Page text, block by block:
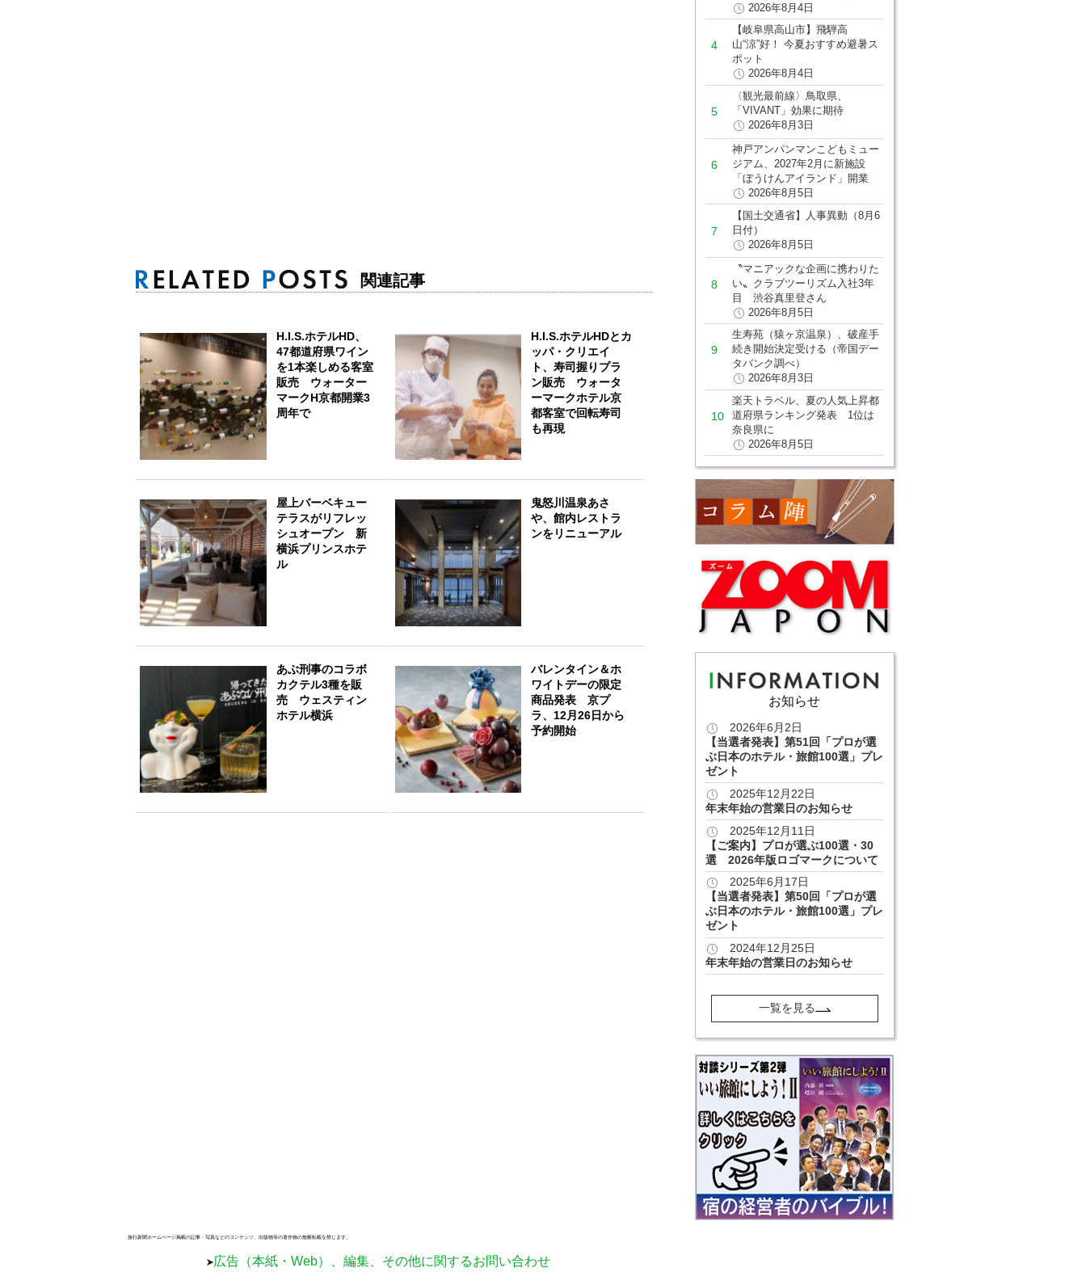
関連記事
H.I.S.ホテルHD、
47都道府県ワイン
を1本楽しめる客室
販売 ウォーター
マークH京都開業3
周年で
H.I.S.ホテルHDとカ
ッパ・クリエイ
ト、寿司握りプラ
ン販売 ウォータ
ーマークホテル京
都客室で回転寿司
も再現
屋上バーベキュー
テラスがリフレッ
シュオープン 新
横浜プリンスホテ
ル
鬼怒川温泉あさ
や、館内レストラ
ンをリニューアル
あぶ刑事のコラボ
カクテル3種を販
売 ウェスティン
ホテル横浜
バレンタイン＆ホ
ワイトデーの限定
商品発表 京プ
ラ、12月26日から
予約開始
2026年8月4日
【岐阜県高山市】飛騨高
山“涼”好！ 今夏おすすめ避暑ス
ポット
2026年8月4日
〈観光最前線〉鳥取県、
「VIVANT」効果に期待
2026年8月3日
神戸アンパンマンこどもミュー
ジアム、2027年2月に新施設
「ぼうけんアイランド」開業
2026年8月5日
【国土交通省】人事異動（8月6
日付）
2026年8月5日
〝マニアックな企画に携わりた
い〟クラブツーリズム入社3年
目 渋谷真里登さん
2026年8月5日
生寿苑（猿ヶ京温泉）、破産手
続き開始決定受ける（帝国デー
タバンク調べ）
2026年8月3日
楽天トラベル、夏の人気上昇都
道府県ランキング発表 1位は
奈良県に
2026年8月5日
お知らせ
2026年6月2日
【当選者発表】第51回「プロが選
ぶ日本のホテル・旅館100選」プレ
ゼント
2025年12月22日
年末年始の営業日のお知らせ
2025年12月11日
【ご案内】プロが選ぶ100選・30
選 2026年版ロゴマークについて
2025年6月17日
【当選者発表】第50回「プロが選
ぶ日本のホテル・旅館100選」プレ
ゼント
2024年12月25日
年末年始の営業日のお知らせ
一覧を見る
旅行新聞ホームページ掲載の記事・写真などのコンテンツ、出版物等の著作物の無断転載を禁じます。
広告（本紙・Web）、編集、その他に関するお問い合わせ